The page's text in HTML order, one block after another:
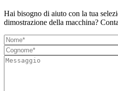
Hai bisogno di aiuto con la tua
dimostrazione della macchina?